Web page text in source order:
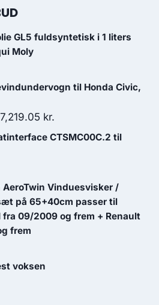
kr..1,332.80 kr..
GL5 fuldsyntetisk i 1 liters
Moly
til Honda Civic,
Den
oprindelige
7,599.00 kr..
7,219.05 kr.
aktuelle
7,219.05 kr..
CTSMC00C.2 til
AeroTwin Vinduesvisker /
på 65+40cm passer til
fra 09/2009 og frem + Renault
frem
voksen